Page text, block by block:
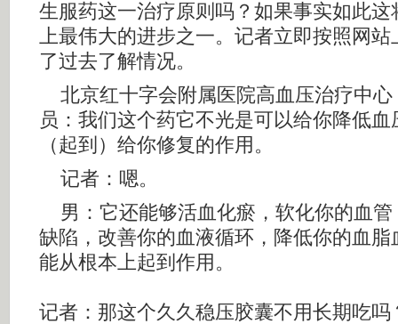
生服药这一治疗原则吗？如果事实如此这
上最伟大的进步之一。记者立即按照网站
了过去了解情况。
北京红十字会附属医院高血压治疗中心
员：我们这个药它不光是可以给你降低
（起到）给你修复的作用。
记者：嗯。
男：它还能够活血化瘀，软化你的血管
缺陷，改善你的血液循环，降低你的血脂
能从根本上起到作用。
记者：那这个久久稳压胶囊不用长期吃吗